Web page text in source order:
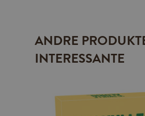
ANDRE
INTERESSANTE